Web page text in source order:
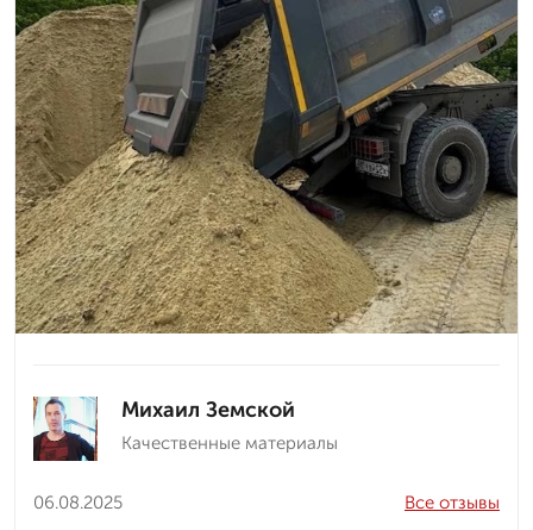
Михаил Земской
Качественные материалы
06.08.2025
Все отзывы